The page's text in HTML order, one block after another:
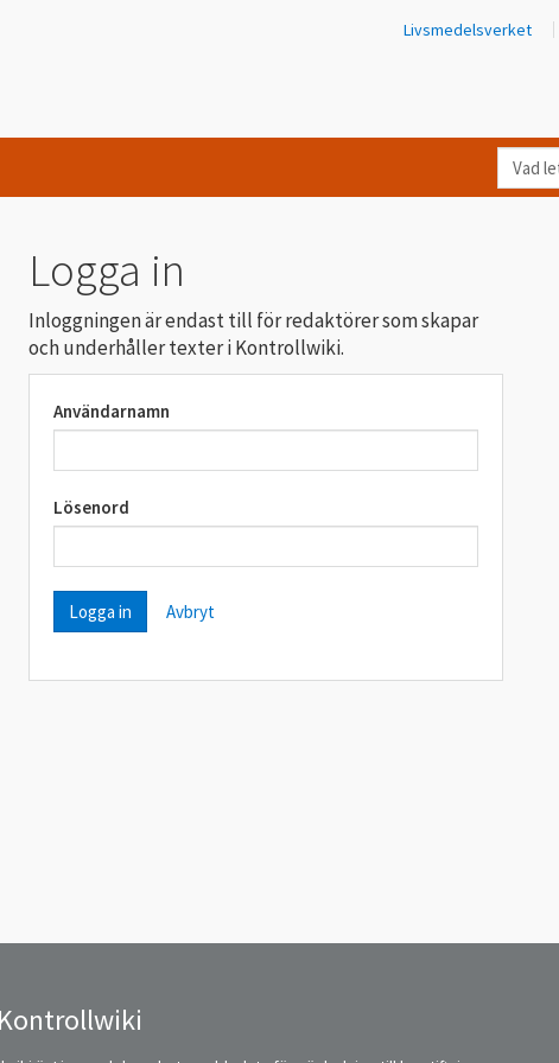
Livsmedelsverket
Vad
letar
Logga in
Inloggningen är endast till för redaktörer som skapar
och underhåller texter i Kontrollwiki.
Användarnamn
Lösenord
Avbryt